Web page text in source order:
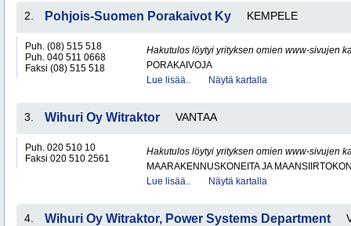
2. Pohjois-Suomen Porakaivot Ky KEMPELE
Puh. (08) 515 518
Puh. 040 511 0668
Faksi (08) 515 518
Hakutulos löytyi yrityksen omien www-sivujen
PORAKAIVOJA
Lue lisää..
Näytä kartalla
3. Wihuri Oy Witraktor VANTAA
Puh. 020 510 10
Faksi 020 510 2561
Hakutulos löytyi yrityksen omien www-sivujen
MAARAKENNUSKONEITA JA
Lue lisää..
Näytä kartalla
4. Wihuri Oy Witraktor, Power Systems Department